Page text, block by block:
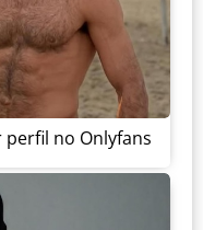
no Onlyfans